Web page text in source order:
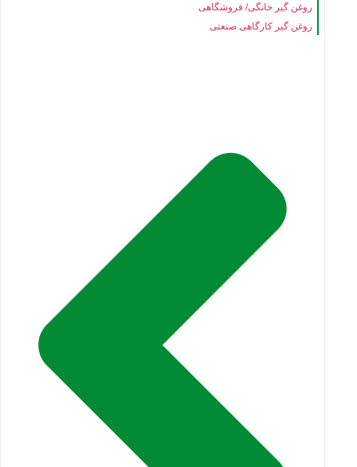
روغن گیر خانگی/ فروشگاهی
روغن گیر کارگاهی صنعتی